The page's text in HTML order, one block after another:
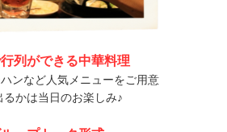
列ができる中華料理
ンなど人気メニューをご用意
るかは当日のお楽しみ♪